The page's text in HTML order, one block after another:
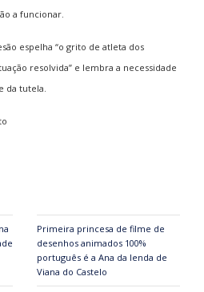
a funcionar.
espelha “o grito de atleta dos
resolvida” e lembra a necessidade
da tutela.
Primeira princesa de filme de
desenhos animados 100%
português é a Ana da lenda de
Viana do Castelo